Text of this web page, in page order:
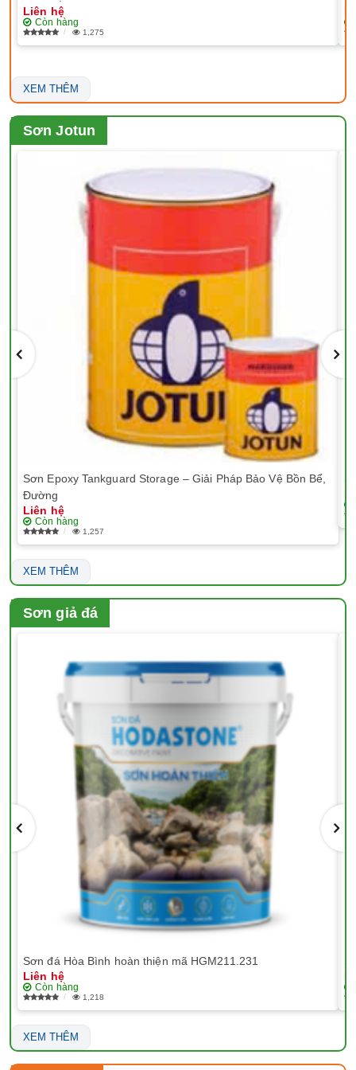
Liên hệ
Còn hàng
1,275
XEM THÊM
Sơn Jotun
Sơn Epoxy Tankguard Storage – Giải Pháp Bảo Vệ Bồn Bể,
Đường
Liên hệ
Còn hàng
1,257
XEM THÊM
Sơn giả đá
Sơn đá Hòa Bình hoàn thiện mã HGM211.231
Liên hệ
Còn hàng
1,218
XEM THÊM